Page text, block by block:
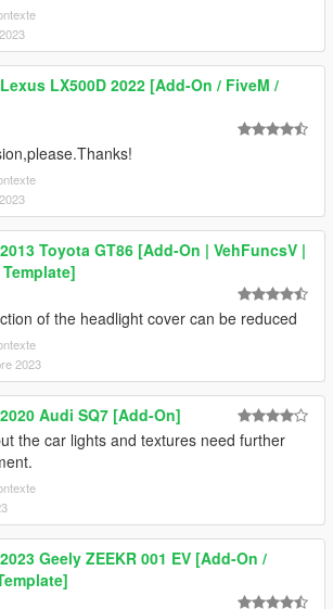
Lexus LX500D 2022 [Add-On / FiveM /
2013 Toyota GT86 [Add-On | VehFuncsV |
of the headlight cover can be reduced
2023
2020 Audi SQ7 [Add-On]
the car lights and textures need further
2023 Geely ZEEKR 001 EV [Add-On /